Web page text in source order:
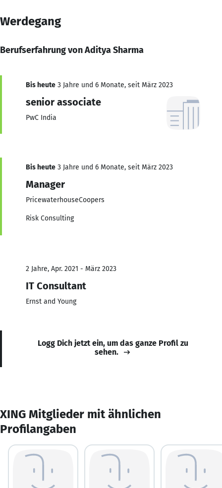
Werdegang
Berufserfahrung von Aditya Sharma
Bis heute 3 Jahre und 6 Monate, seit März 2023
senior associate
PwC India
Bis heute 3 Jahre und 6 Monate, seit März 2023
Manager
PricewaterhouseCoopers
Risk Consulting
2 Jahre, Apr. 2021 - März 2023
IT Consultant
Ernst and Young
Logg Dich jetzt ein, um das ganze Profil zu
sehen.
XING Mitglieder mit ähnlichen
Profilangaben